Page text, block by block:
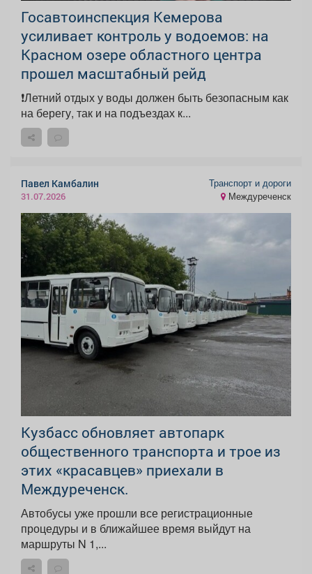
‍Госавтоинспекция Кемерова
усиливает контроль у водоемов: на
Красном озере областного центра
прошел масштабный рейд
❗️Летний отдых у воды должен быть безопасным как
на берегу, так и на подъездах к...
Павел Камбалин
31.07.2026
Транспорт и дороги
Междуреченск
Кузбасс обновляет автопарк
общественного транспорта и трое из
этих «красавцев» приехали в
Междуреченск.
Автобусы уже прошли все регистрационные
процедуры и в ближайшее время выйдут на
маршруты N 1,...